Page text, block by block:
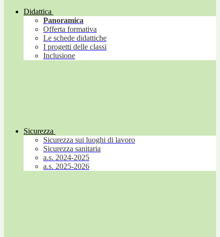
Didattica
Panoramica
Offerta formativa
Le schede didattiche
I progetti delle classi
Inclusione
Sicurezza
Sicurezza sui luoghi di lavoro
Sicurezza sanitaria
a.s. 2024-2025
a.s. 2025-2026